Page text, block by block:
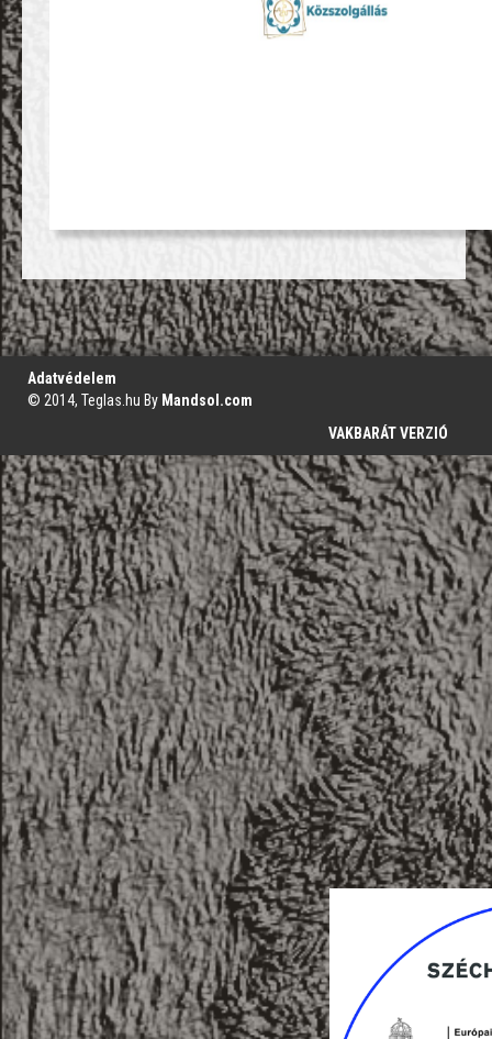
';
Adatvédelem
© 2014, Teglas.hu By Mandsol.com
VAKBARÁT VERZIÓ